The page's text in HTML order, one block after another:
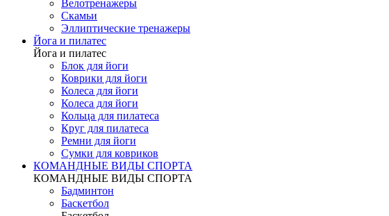
Велотренажеры
Скамьи
Эллиптические тренажеры
Йога и пилатес
Йога и пилатес
Блок для йоги
Коврики для йоги
Колеса для йоги
Колеса для йоги
Кольца для пилатеса
Круг для пилатеса
Ремни для йоги
Сумки для ковриков
КОМАНДНЫЕ ВИДЫ СПОРТА
КОМАНДНЫЕ ВИДЫ СПОРТА
Бадминтон
Баскетбол